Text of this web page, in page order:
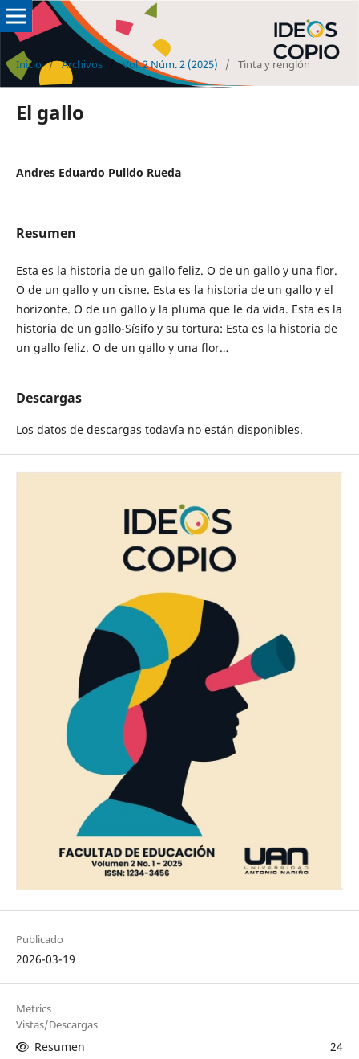
Inicio / Archivos / Vol. 2 Núm. 2 (2025) / Tinta y renglón
El gallo
Andres Eduardo Pulido Rueda
Resumen
Esta es la historia de un gallo feliz. O de un gallo y una flor.
O de un gallo y un cisne. Esta es la historia de un gallo y el
horizonte. O de un gallo y la pluma que le da vida. Esta es la
historia de un gallo-Sísifo y su tortura: Esta es la historia de
un gallo feliz. O de un gallo y una flor…
Descargas
Los datos de descargas todavía no están disponibles.
Publicado
2026-03-19
Metrics
Vistas/Descargas
Resumen 24